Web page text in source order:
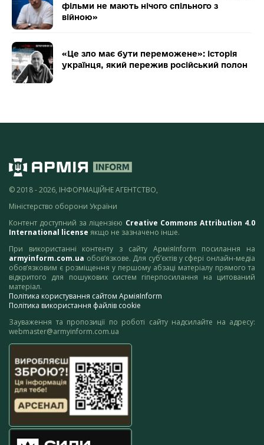
фільми не мають нічого спільного з
війною»
«Це зло має бути переможене»: історія
українця, який пережив російський полон
© 2018 - 2026, ІНФОРМАЦІЙНЕ АГЕНТСТВО,
Міністерство оборони України
Контент доступний за ліцензією Creative Commons Attribution 4.0
International license якщо не зазначено інше.
При використанні контенту з сайту АрміяInform посилання на
armyinform.com.ua обов’язкове. Для суб’єктів у сфері онлайн-медіа
обов’язковим є розміщення у першому абзаці матеріалу прямого та
відкритого для пошукових систем гіперпосилання на цитований
матеріал.
Політика користування сайтом АрміяInform
Політика використання файлів cookie
Зауваження та пропозиції по роботі сайту надсилайте на адресу:
webmaster@armyinform.com.ua